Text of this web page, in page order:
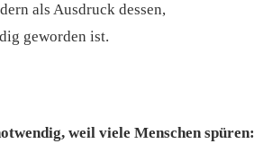
als Ausdruck dessen,
geworden ist.
weil viele Menschen spüren: